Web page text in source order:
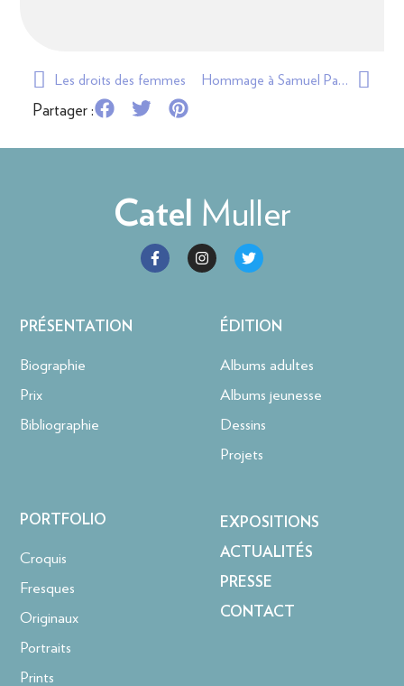
Les droits des femmes Hommage à Samuel Paty
Partager :
Catel Muller
PRÉSENTATION
Biographie
Prix
Bibliographie
ÉDITION
Albums adultes
Albums jeunesse
Dessins
Projets
PORTFOLIO
Croquis
Fresques
Originaux
Portraits
Prints
EXPOSITIONS
ACTUALITÉS
PRESSE
CONTACT